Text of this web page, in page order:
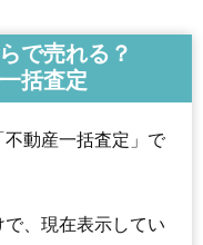
で売れる？
括査定
動産一括査定」で
で、現在表示してい